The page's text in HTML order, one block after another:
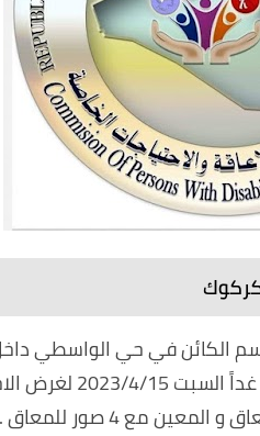
الكائن في حي الواسطي
المعاقين مقابل مدرسة بابا
مع 4 صور للمعاق ...